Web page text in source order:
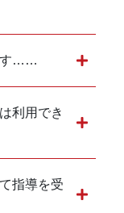
す……
利用でき
指導を受